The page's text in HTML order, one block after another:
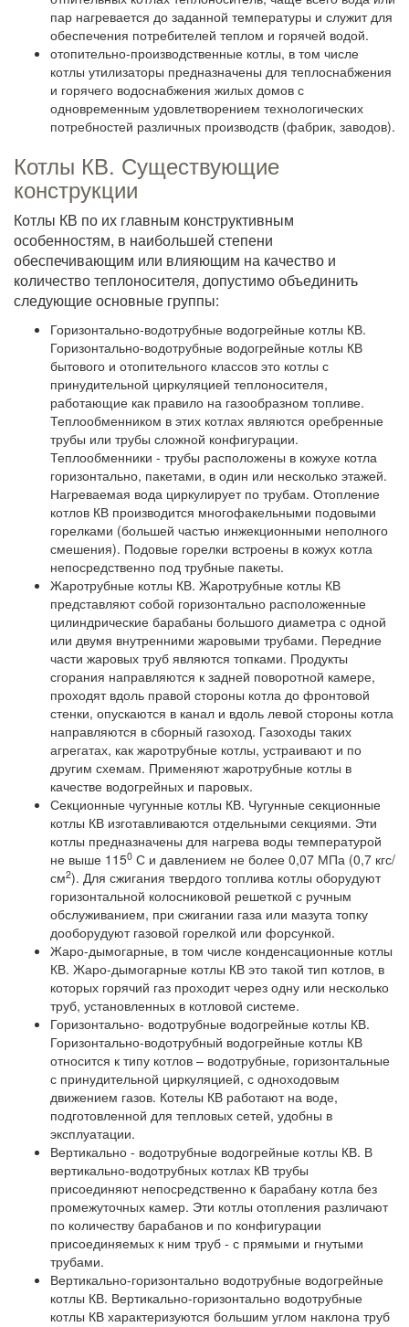
пар нагревается до заданной температуры и служит для
обеспечения потребителей теплом и горячей водой.
отопительно-производственные котлы, в том числе
котлы утилизаторы предназначены для теплоснабжения
и горячего водоснабжения жилых домов с
одновременным удовлетворением технологических
потребностей различных производств (фабрик, заводов).
Котлы КВ. Существующие
конструкции
Котлы КВ по их главным конструктивным
особенностям, в наибольшей степени
обеспечивающим или влияющим на качество и
количество теплоносителя, допустимо объединить
следующие основные группы:
Горизонтально-водотрубные водогрейные котлы КВ.
Горизонтально-водотрубные водогрейные котлы КВ
бытового и отопительного классов это котлы с
принудительной циркуляцией теплоносителя,
работающие как правило на газообразном топливе.
Теплообменником в этих котлах являются оребренные
трубы или трубы сложной конфигурации.
Теплообменники - трубы расположены в кожухе котла
горизонтально, пакетами, в один или несколько этажей.
Нагреваемая вода циркулирует по трубам. Отопление
котлов КВ производится многофакельными подовыми
горелками (большей частью инжекционными неполного
смешения). Подовые горелки встроены в кожух котла
непосредственно под трубные пакеты.
Жаротрубные котлы КВ. Жаротрубные котлы КВ
представляют собой горизонтально расположенные
цилиндрические барабаны большого диаметра с одной
или двумя внутренними жаровыми трубами. Передние
части жаровых труб являются топками. Продукты
сгорания направляются к задней поворотной камере,
проходят вдоль правой стороны котла до фронтовой
стенки, опускаются в канал и вдоль левой стороны котла
направляются в сборный газоход. Газоходы таких
агрегатах, как жаротрубные котлы, устраивают и по
другим схемам. Применяют жаротрубные котлы в
качестве водогрейных и паровых.
Секционные чугунные котлы КВ. Чугунные секционные
котлы КВ изготавливаются отдельными секциями. Эти
котлы предназначены для нагрева воды температурой
не выше 1150 С и давлением не более 0,07 МПа (0,7 кгс/
см2). Для сжигания твердого топлива котлы оборудуют
горизонтальной колосниковой решеткой с ручным
обслуживанием, при сжигании газа или мазута топку
дооборудуют газовой горелкой или форсункой.
Жаро-дымогарные, в том числе конденсационные котлы
КВ. Жаро-дымогарные котлы КВ это такой тип котлов, в
которых горячий газ проходит через одну или несколько
труб, установленных в котловой системе.
Горизонтально- водотрубные водогрейные котлы КВ.
Горизонтально-водотрубный водогрейные котлы КВ
относится к типу котлов – водотрубные, горизонтальные
с принудительной циркуляцией, с одноходовым
движением газов. Котелы КВ работают на воде,
подготовленной для тепловых сетей, удобны в
эксплуатации.
Вертикально - водотрубные водогрейные котлы КВ. В
вертикально-водотрубных котлах КВ трубы
присоединяют непосредственно к барабану котла без
промежуточных камер. Эти котлы отопления различают
по количеству барабанов и по конфигурации
присоединяемых к ним труб - с прямыми и гнутыми
трубами.
Вертикально-горизонтально водотрубные водогрейные
котлы КВ. Вертикально-горизонтально водотрубные
котлы КВ характеризуются большим углом наклона труб